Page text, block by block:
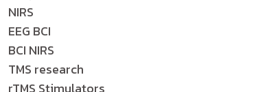
NIRS
EEG BCI
BCI NIRS
TMS research
rTMS Stimulators